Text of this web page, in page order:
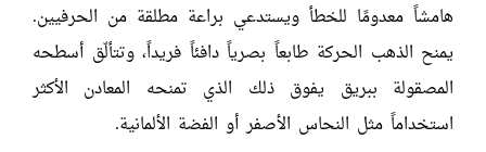
هامشاً معدومًا للخطأ ويستدعي براعة مطلقة من الحرفيين.
يمنح الذهب الحركة طابعاً بصرياً دافئاً فريداً، وتتألّق أسطحه
المصقولة ببريق يفوق ذلك الذي تمنحه المعادن الأكثر
استخداماً مثل النحاس الأصفر أو الفضة الألمانية.